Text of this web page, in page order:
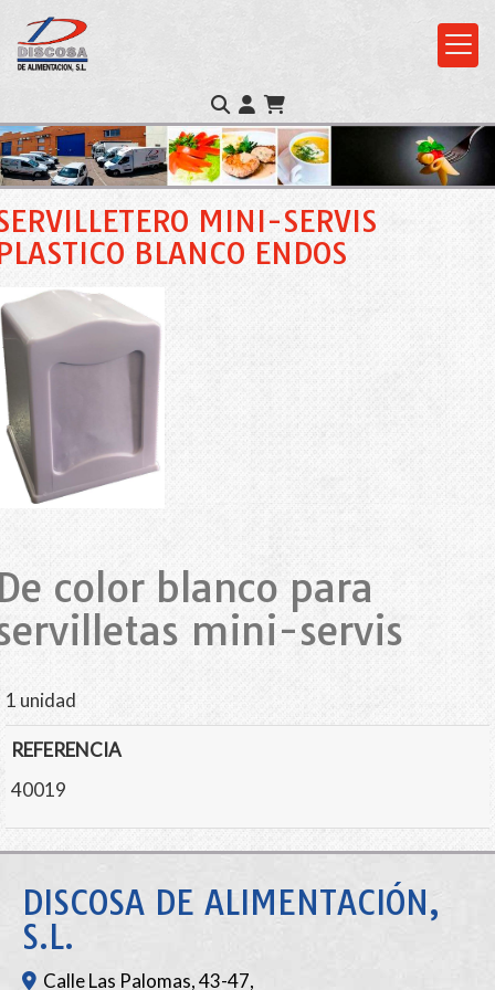
MINI-SERVIS
BLANCO ENDOS
color blanco para
mini-servis
1 unidad
REFERENCIA
40019
DISCOSA DE ALIMENTACIÓN,
S.L.
Calle Las Palomas, 43-47,